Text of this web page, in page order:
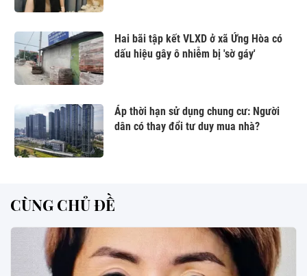
Hai bãi tập kết VLXD ở xã Ứng Hòa có
dấu hiệu gây ô nhiễm bị 'sờ gáy'
Áp thời hạn sử dụng chung cư: Người
dân có thay đổi tư duy mua nhà?
CÙNG CHỦ ĐỀ